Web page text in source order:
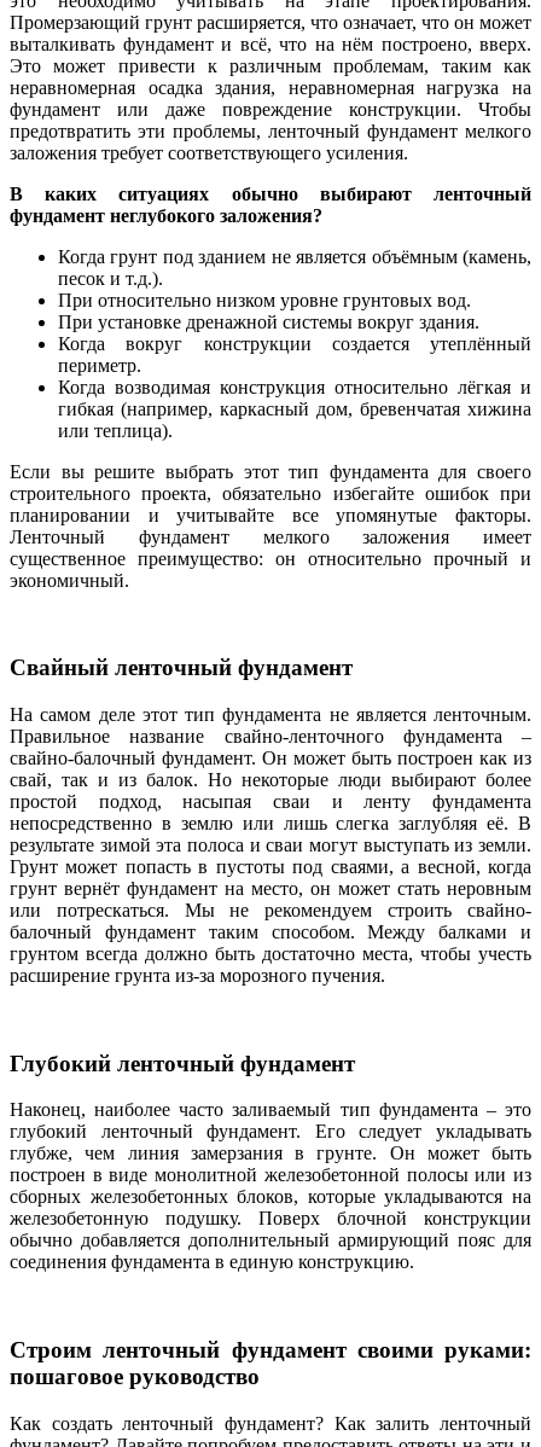
Промерзающий грунт расширяется, что означает, что он может
выталкивать фундамент и всё, что на нём построено, вверх.
Это может привести к различным проблемам, таким как
неравномерная осадка здания, неравномерная нагрузка на
фундамент или даже повреждение конструкции. Чтобы
предотвратить эти проблемы, ленточный фундамент мелкого
заложения требует соответствующего усиления.
В каких ситуациях обычно выбирают ленточный
фундамент неглубокого заложения?
Когда грунт под зданием не является объёмным (камень,
песок и т.д.).
При относительно низком уровне грунтовых вод.
При установке дренажной системы вокруг здания.
Когда вокруг конструкции создается утеплённый
периметр.
Когда возводимая конструкция относительно лёгкая и
гибкая (например, каркасный дом, бревенчатая хижина
или теплица).
Если вы решите выбрать этот тип фундамента для своего
строительного проекта, обязательно избегайте ошибок при
планировании и учитывайте все упомянутые факторы.
Ленточный фундамент мелкого заложения имеет
существенное преимущество: он относительно прочный и
экономичный.
Свайный ленточный фундамент
На самом деле этот тип фундамента не является ленточным.
Правильное название свайно-ленточного фундамента –
свайно-балочный фундамент. Он может быть построен как из
свай, так и из балок. Но некоторые люди выбирают более
простой подход, насыпая сваи и ленту фундамента
непосредственно в землю или лишь слегка заглубляя её. В
результате зимой эта полоса и сваи могут выступать из земли.
Грунт может попасть в пустоты под сваями, а весной, когда
грунт вернёт фундамент на место, он может стать неровным
или потрескаться. Мы не рекомендуем строить свайно-
балочный фундамент таким способом. Между балками и
грунтом всегда должно быть достаточно места, чтобы учесть
расширение грунта из-за морозного пучения.
Глубокий ленточный фундамент
Наконец, наиболее часто заливаемый тип фундамента – это
глубокий ленточный фундамент. Его следует укладывать
глубже, чем линия замерзания в грунте. Он может быть
построен в виде монолитной железобетонной полосы или из
сборных железобетонных блоков, которые укладываются на
железобетонную подушку. Поверх блочной конструкции
обычно добавляется дополнительный армирующий пояс для
соединения фундамента в единую конструкцию.
Строим ленточный фундамент своими руками:
пошаговое руководство
Как создать ленточный фундамент? Как залить ленточный